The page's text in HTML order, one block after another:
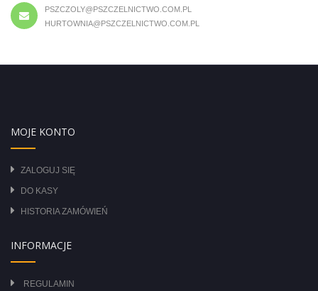
PSZCZOLY@PSZCZELNICTWO.COM.PL
HURTOWNIA@PSZCZELNICTWO.COM.PL
MOJE KONTO
ZALOGUJ SIĘ
DO KASY
HISTORIA ZAMÓWIEŃ
INFORMACJE
REGULAMIN